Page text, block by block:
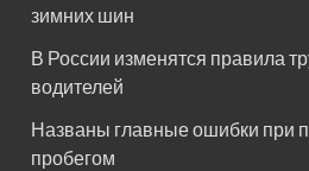
зимних шин
В России изменятся правила
водителей
Названы главные ошибки при
пробегом